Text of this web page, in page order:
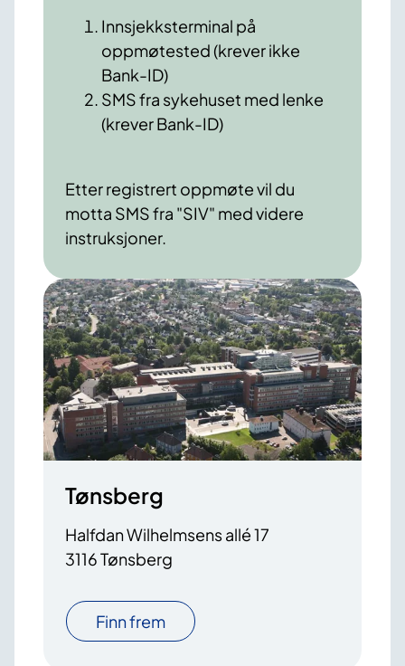
Innsjekksterminal på
oppmøtested (krever ikke
Bank-ID)
SMS fra sykehuset med lenke
(krever Bank-ID)
Etter registrert oppmøte vil du
motta SMS fra "SIV" med videre
instruksjoner.
Tønsberg
Halfdan Wilhelmsens allé 17
3116 Tønsberg
Finn frem